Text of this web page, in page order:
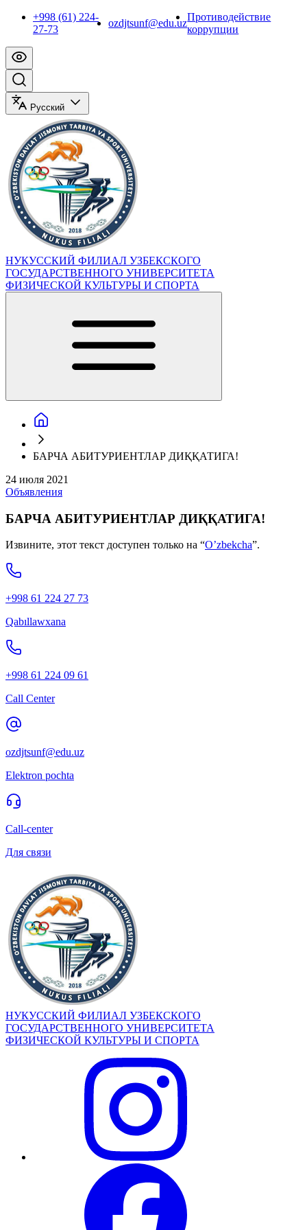
+998 (61) 224-
27-73
ozdjtsunf@edu.uz
Противодействие
коррупции
Русский
НУКУССКИЙ ФИЛИАЛ УЗБЕКСКОГО
ГОСУДАРСТВЕННОГО УНИВЕРСИТЕТА
ФИЗИЧЕСКОЙ КУЛЬТУРЫ И СПОРТА
БАРЧА АБИТУРИЕНТЛАР ДИҚҚАТИГА!
24 июля 2021
Объявления
БАРЧА АБИТУРИЕНТЛАР ДИҚҚАТИГА!
Извините, этот текст доступен только на “O’zbekcha”.
+998 61 224 27 73
Qabıllawxana
+998 61 224 09 61
Call Center
ozdjtsunf@edu.uz
Elektron pochta
Call-center
Для связи
НУКУССКИЙ ФИЛИАЛ УЗБЕКСКОГО
ГОСУДАРСТВЕННОГО УНИВЕРСИТЕТА
ФИЗИЧЕСКОЙ КУЛЬТУРЫ И СПОРТА